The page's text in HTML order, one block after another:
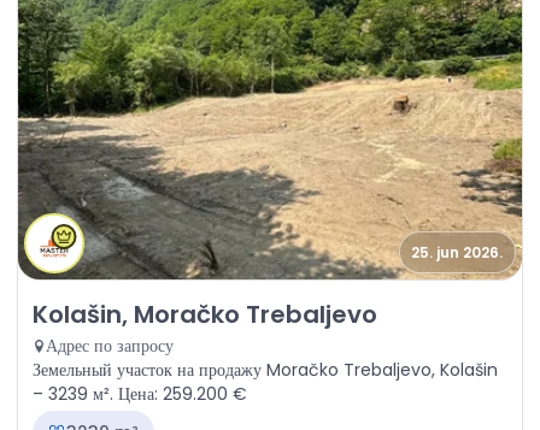
25. jun 2026.
Продажа - Земля Kolašin, Moračko Trebaljevo
Kolašin, Moračko Trebaljevo
Адрес по запросу
Земельный участок на продажу Moračko Trebaljevo, Kolašin
– 3239 м². Цена: 259.200 €